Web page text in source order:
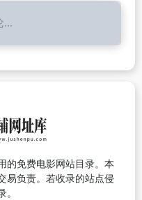
...
的免费电影网站目录。本
易负责。若收录的站点侵
。